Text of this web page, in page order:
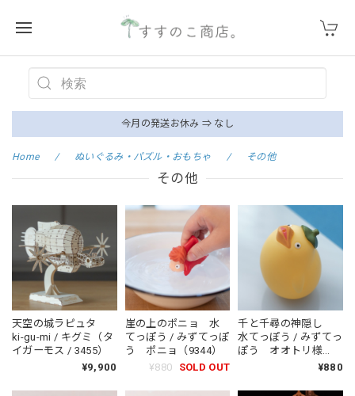
今月の発送お休み ⇒ なし
Home ぬいぐるみ・パズル・おもちゃ その他
その他
天空の城ラピュタ
ki-gu-mi / キグミ（タ
イガーモス / 3455）
¥9,900
崖の上のポニョ 水
てっぽう / みずてっぽ
う ポニョ（9344）
¥880
SOLD OUT
千と千尋の神隠し
水てっぽう / みずてっ
ぽう オオトリ様
¥880